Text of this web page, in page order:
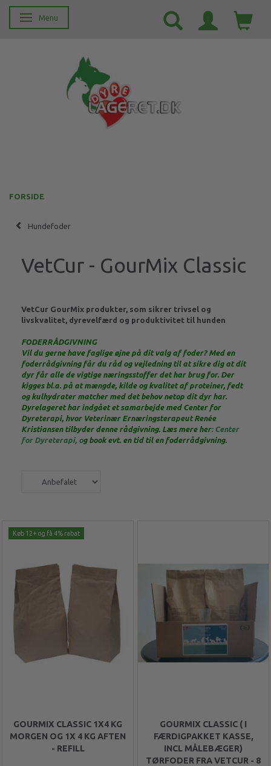
Skifte navigation
Menu
FORSIDE
Hundefoder
VetCur - GourMix Classic
VetCur GourMix produkter, som sikrer trivsel og
livskvalitet, dyrevelfærd og produktivitet til hunden
FODERRÅDGIVNING
Vil du gerne have faglige øjne på dit valg af foder? Med en
foderrådgivning får du råd og vejledning til at sikre dig at dit
dyr får alle de vigtige næringsstoffer det har brug for. Der
kigges bl.a. på at mængde, kilde og kvalitet af proteiner, fedt
og kulhydrater matcher med det behov netop dit dyr har.
Dyrelageret har indgået et samarbejde med Center for
Dyreterapi, hvor Veterinær Ernæringsterapeut Renée
Kristiansen tilbyder denne rådgivning. Læs mere her: Center
for Dyreterapi, og book evt. en tid til en foderrådgivning.
Køb 12+ og få 4% rabat
GOURMIX CLASSIC 1X4 KG
MORGEN OG 1X 4 KG AFTEN
- REFILL
GOURMIX CLASSIC ( I
FÆRDIGPAKKET KASSE,
INCL MÅLEBÆGER)
TØRFODER FRA VETCUR - 8